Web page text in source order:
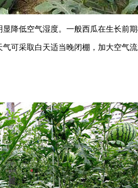
降低空气湿度。一般西瓜在生长前
可采取白天适当晚闭棚，加大空气